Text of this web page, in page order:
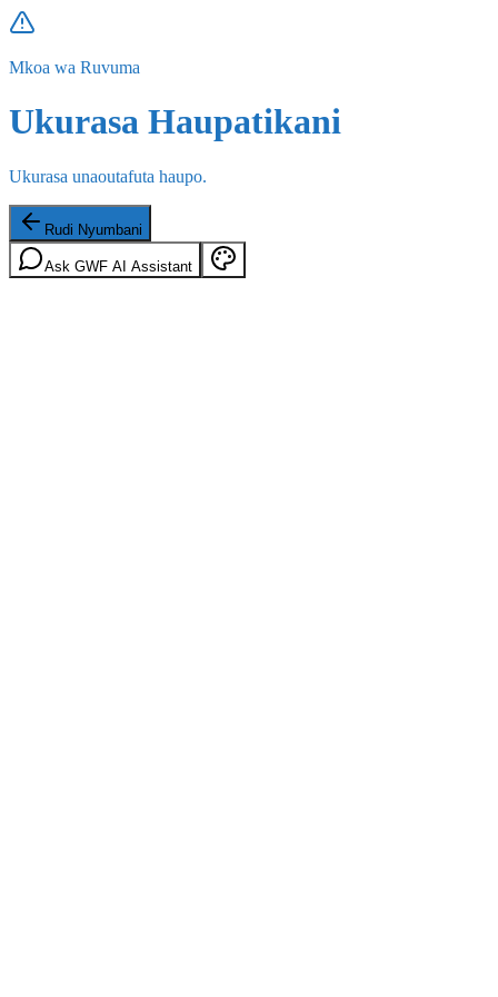
Mkoa wa Ruvuma
Ukurasa Haupatikani
Ukurasa unaoutafuta haupo.
Rudi Nyumbani
Ask GWF AI Assistant